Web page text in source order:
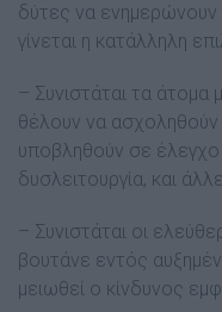
δύτες να
γίνεται η κατάλληλη
– Συνιστάται τα άτομα
θέλουν να ασχοληθούν
υποβληθούν σε έλεγχο
δυσλειτουργία, και
– Συνιστάται οι
βουτάνε εντός
μειωθεί ο κίνδυνος